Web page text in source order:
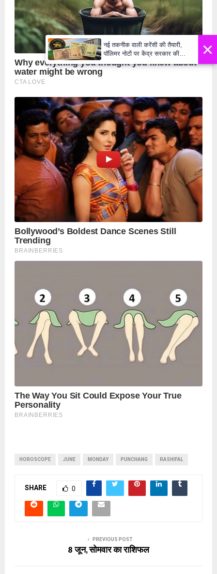
HOROSCOPE JUNE MONDAY PUNCHANG RASHIFAL
SHARE 0
PREVIOUS POST
8 जून, सोमवार का राशिफल
×
नई तकनीक वाली करेंसी की तैयारी,
पॉलिमर नोटों पर केंद्र सरकार की